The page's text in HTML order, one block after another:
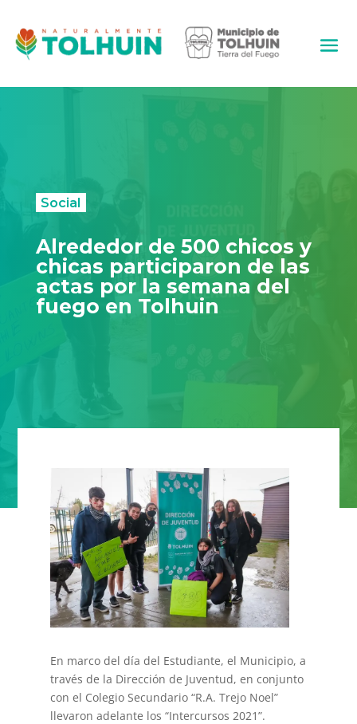
Social
Alrededor de 500 chicos y
chicas participaron de las
actas por la semana del
fuego en Tolhuin
En marco del día del Estudiante, el Municipio, a
través de la Dirección de Juventud, en conjunto
con el Colegio Secundario “R.A. Trejo Noel”
llevaron adelante los “Intercursos 2021”.